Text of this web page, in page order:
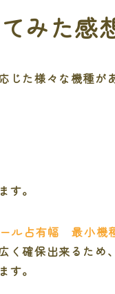
みた感
た様々な機種が
す。
ル占有幅 最小機
く確保出来るた
す。